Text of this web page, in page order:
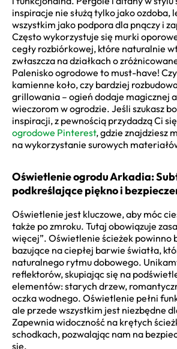
inspiracje nie służą tylko jako ozdoba,
wszystkim jako podpora dla pnączy i
Często wykorzystuje się murki
cegły rozbiórkowej, które naturalnie
zwłaszcza na działkach o
Palenisko ogrodowe to must-have!
kamienne koło, czy bardziej
grillowania – ogień dodaje magicznej
wieczorom w ogrodzie. Jeśli szukasz
inspiracji, z pewnością przydadzą Ci się
ogrodowe Pinterest, gdzie znajdziesz
na wykorzystanie surowych
Oświetlenie ogrodu Arkadia:
podkreślające piękno i
Oświetlenie jest kluczowe, aby móc
także po zmroku. Tutaj obowiązuje
więcej”. Oświetlenie ścieżek powinno
bazujące na ciepłej barwie światła,
naturalnego rytmu dobowego.
reflektorów, skupiając się na
elementów: starych drzew,
oczka wodnego. Oświetlenie pełni
ale przede wszystkim jest niezbędne
Zapewnia widoczność na krętych
schodkach, pozwalając nam na
się.